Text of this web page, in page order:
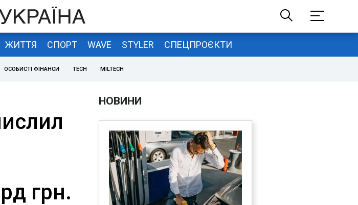
ЖИТТЯ СПОРТ WAVE STYLER СПЕЦПРОЄКТИ
ОСОБИСТІ ФІНАНСИ TECH MILTECH
грн.
НОВИНИ